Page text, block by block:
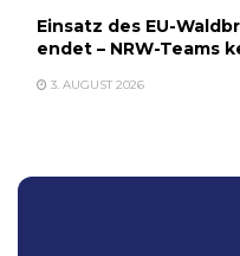
Einsatz des EU-
endet – NRW-Teams
3. AUGUST 2026